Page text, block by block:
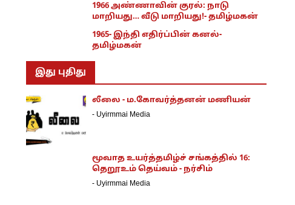
1966 அண்ணாவின் குரல்: நாடு
மாறியது… வீடு மாறியது!- தமிழ்மகன்
1965- இந்தி எதிர்ப்பின் கனல்-
தமிழ்மகன்
இது புதிது
லீலை - ம.கோவர்த்தனன் மணியன்
- Uyirmmai Media
மூவாத உயர்த்தமிழ்ச் சங்கத்தில் 16:
தெறூஉம் தெய்வம் - நர்சிம்
- Uyirmmai Media